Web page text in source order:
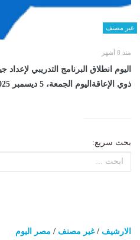
غير مصنف
منذ 8 أشهر
اليوم انطلاق البرنامج التدريبي
ذوي الإعاقةاليوم الجمعة، 5 ديسمبر 2025 06:52 مـ
بحث سريع:
الارشيف /غير مصنف / مصر اليوم